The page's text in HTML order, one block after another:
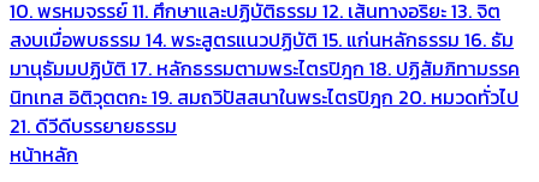
10. พรหมจรรย์11. ศึกษาและปฏิบัติธรรม 12. เส้นทางอริยะ13. จิต
สงบเมื่อพบธรรม 14. พระสูตรแนวปฏิบัติ 15. แก่นหลักธรรม 16. ธัม
มานุธัมมปฏิบัติ 17. หลักธรรมตามพระไตรปิฎก 18. ปฏิสัมภิทามรรค
นิทเทส อิติวุตตกะ19. สมถวิปัสสนาในพระไตรปิฎก 20. หมวดทั่วไป
21. ดีวีดีบรรยายธรรม
หน้าหลัก